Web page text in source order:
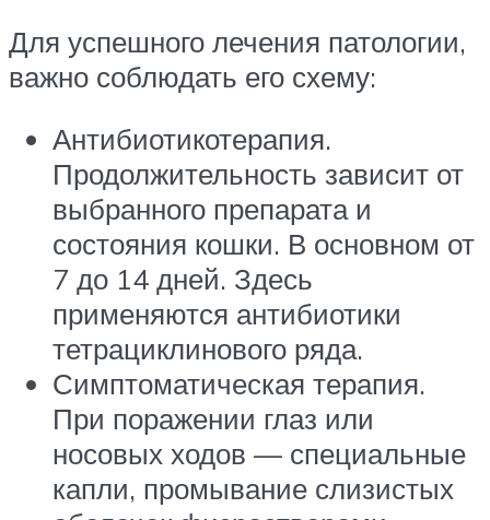
Для успешного лечения патологии,
важно соблюдать его схему:
Антибиотикотерапия.
Продолжительность зависит от
выбранного препарата и
состояния кошки. В основном от
7 до 14 дней. Здесь
применяются антибиотики
тетрациклинового ряда.
Симптоматическая терапия.
При поражении глаз или
носовых ходов — специальные
капли, промывание слизистых